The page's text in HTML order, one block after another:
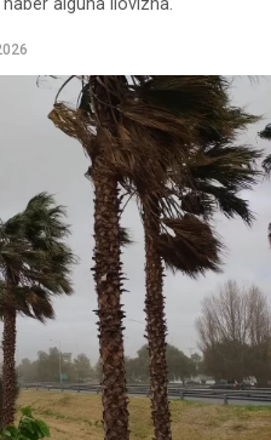
alguna llovizna.